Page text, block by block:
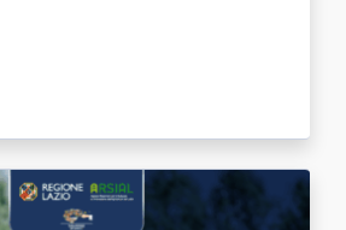
LAZIO E ARSIAL HANNO